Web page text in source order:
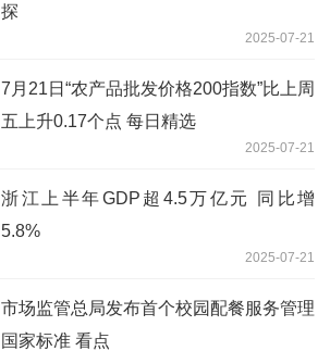
探
2025-07-21
7月21日“农产品批发价格200指数”比上周
五上升0.17个点 每日精选
2025-07-21
浙江上半年GDP超4.5万亿元 同比增
5.8%
2025-07-21
市场监管总局发布首个校园配餐服务管理
国家标准 看点